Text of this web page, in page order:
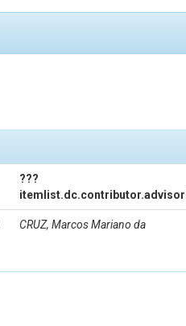
???
CRUZ, Marcos Mariano da